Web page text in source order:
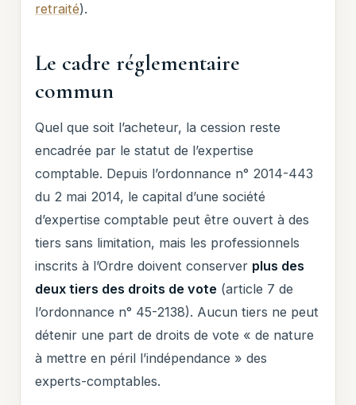
retraité).
Le cadre réglementaire
commun
Quel que soit l’acheteur, la cession reste
encadrée par le statut de l’expertise
comptable. Depuis l’ordonnance n° 2014-443
du 2 mai 2014, le capital d’une société
d’expertise comptable peut être ouvert à des
tiers sans limitation, mais les professionnels
inscrits à l’Ordre doivent conserver plus des
deux tiers des droits de vote (article 7 de
l’ordonnance n° 45-2138). Aucun tiers ne peut
détenir une part de droits de vote « de nature
à mettre en péril l’indépendance » des
experts-comptables.